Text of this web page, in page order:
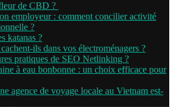
de CBD ?
employeur : comment concilier activité
?
katanas ?
ils dans vos électroménagers ?
pratiques de SEO Netlinking ?
à eau bonbonne : un choix efficace pour
agence de voyage locale au Vietnam est-